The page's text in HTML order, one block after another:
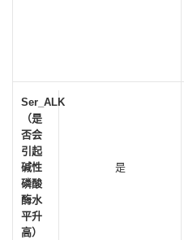
Ser_ALK
（是
否会
引起
碱性
磷酸
酶水
平升
高）
是